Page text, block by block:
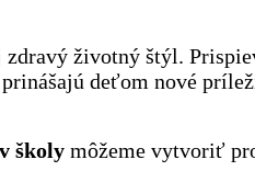
životný štýl.
prinášajú deťom nové
školy môžeme vytvoriť